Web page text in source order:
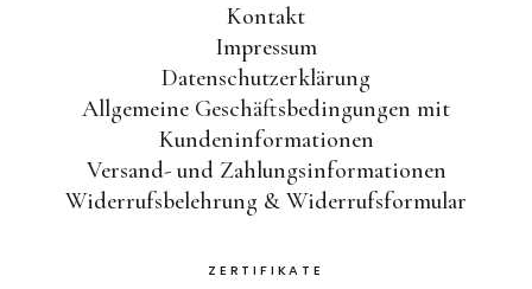
Kontakt
Impressum
Datenschutzerklärung
Allgemeine Geschäftsbedingungen mit
Kundeninformationen
Versand- und Zahlungsinformationen
Widerrufsbelehrung & Widerrufsformular
ZERTIFIKATE